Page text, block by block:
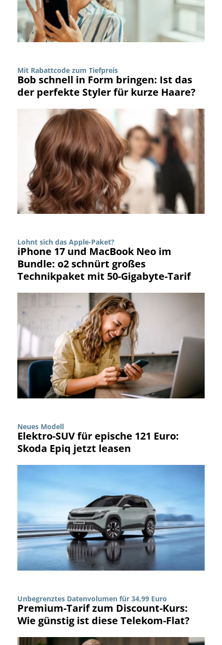
Mit Rabattcode zum Tiefpreis
Bob schnell in Form bringen: Ist das
der perfekte Styler für kurze Haare?
Lohnt sich das Apple-Paket?
iPhone 17 und MacBook Neo im
Bundle: o2 schnürt großes
Technikpaket mit 50-Gigabyte-Tarif
Neues Modell
Elektro-SUV für epische 121 Euro:
Skoda Epiq jetzt leasen
Unbegrenztes Datenvolumen für 34,99 Euro
Premium-Tarif zum Discount-Kurs:
Wie günstig ist diese Telekom-Flat?